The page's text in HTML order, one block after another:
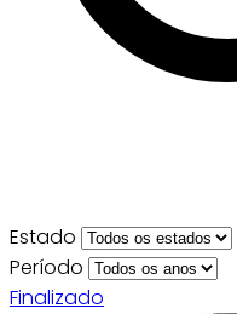
Estado
Período
Finalizado